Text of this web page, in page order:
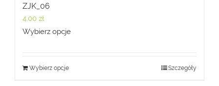
ZJK_06
4,00 zł
Wybierz opcje
Wybierz opcje Szczegóły